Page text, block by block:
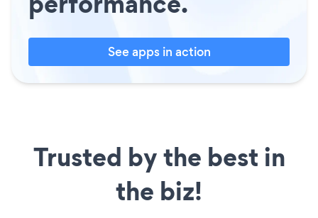
See apps in action
Trusted by the best in
the biz!